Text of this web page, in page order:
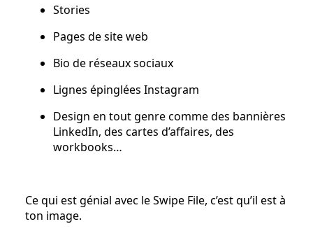
Stories
Pages de site web
Bio de réseaux sociaux
Lignes épinglées Instagram
Design en tout genre comme des bannières
LinkedIn, des cartes d’affaires, des
workbooks…
Ce qui est génial avec le Swipe File, c’est qu’il est à
ton image.